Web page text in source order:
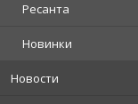
Ресанта
Новинки
Новости